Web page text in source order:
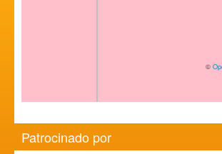
©
Patrocinado por